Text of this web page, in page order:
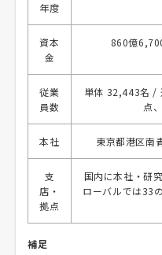
年度
資本
金
860億
従業
員数
単体 32,443名 /
点
本社 東京都港区南
支
店・
拠点
国内に本社・研
ローバルでは33
補足